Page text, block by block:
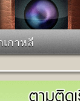
และเด็ก
เลี้ยง
งเที่ยว
วย Facebook
เกาหลี